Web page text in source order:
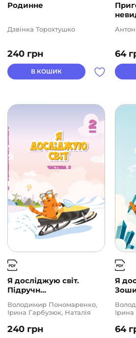
Родинне
240 грн
Дзвінка Торохтушко
В КОШИК
64
Я досліджую світ.
Підручн...
240 грн
Володимир Пономаренко,
Ірина Гарбузюк, Наталія
Тетяна Воронцова
Я
64
Олена